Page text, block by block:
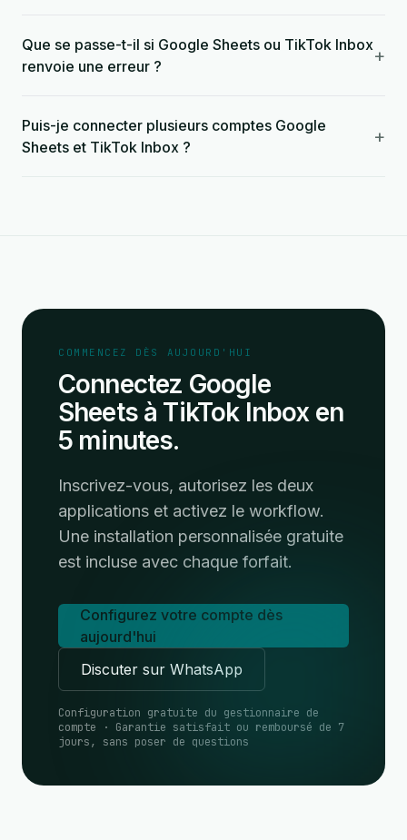
Que se passe-t-il si Google Sheets ou TikTok Inbox
renvoie une erreur ?
+
Puis-je connecter plusieurs comptes Google
Sheets et TikTok Inbox ?
+
COMMENCEZ DÈS AUJOURD'HUI
Connectez Google
Sheets à TikTok Inbox en
5 minutes.
Inscrivez-vous, autorisez les deux
applications et activez le workflow.
Une installation personnalisée gratuite
est incluse avec chaque forfait.
Configurez votre compte dès
aujourd'hui
Discuter sur WhatsApp
Configuration gratuite du gestionnaire de
compte · Garantie satisfait ou remboursé de 7
jours, sans poser de questions